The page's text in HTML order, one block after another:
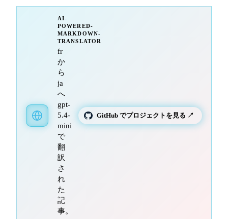
AI-
POWERED-
MARKDOWN-
TRANSLATOR
fr
か
ら
ja
へ
gpt-
5.4-
mini
で
翻
訳
さ
れ
た
記
事。
GitHub でプロジェクトを見る ↗